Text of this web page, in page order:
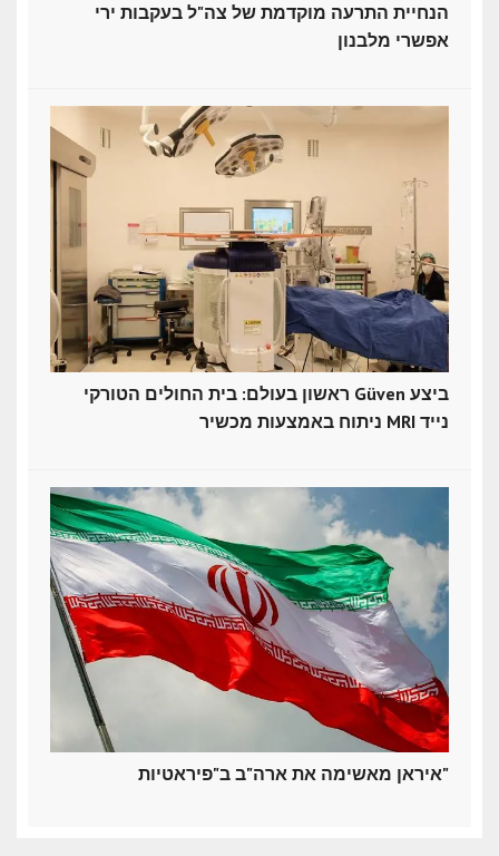
הנחיית התרעה מוקדמת של צה"ל בעקבות ירי
אפשרי מלבנון
ראשון בעולם: בית החולים הטורקי Güven ביצע
ניתוח באמצעות מכשיר MRI נייד
איראן מאשימה את ארה"ב ב"פיראטיות"